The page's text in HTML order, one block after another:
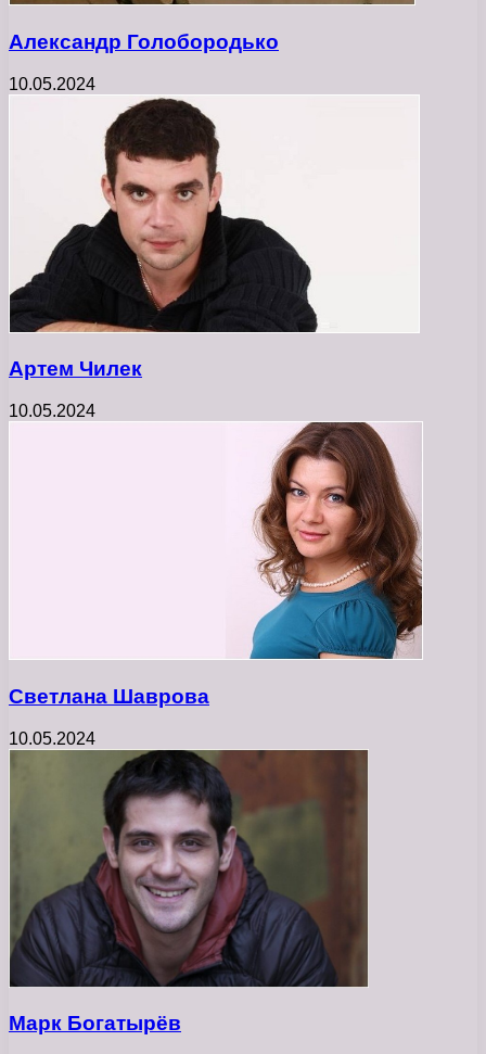
Александр Голобородько
10.05.2024
Артем Чилек
10.05.2024
Светлана Шаврова
10.05.2024
Марк Богатырёв